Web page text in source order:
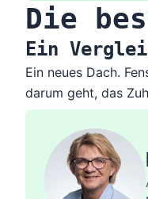
Die
Ein
Ein neues Dach.
darum geht, das